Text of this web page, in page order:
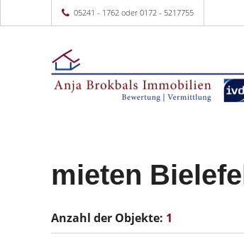
05241 - 1762 oder 0172 - 5217755
mieten
Anzahl der Objekte: 1